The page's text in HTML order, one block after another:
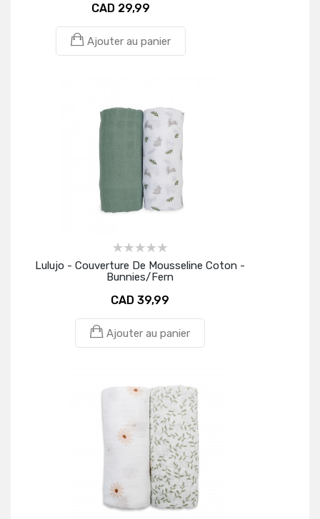
CAD 29,99
Ajouter au panier
Lulujo - Couverture De Mousseline Coton -
Bunnies/Fern
CAD 39,99
Ajouter au panier